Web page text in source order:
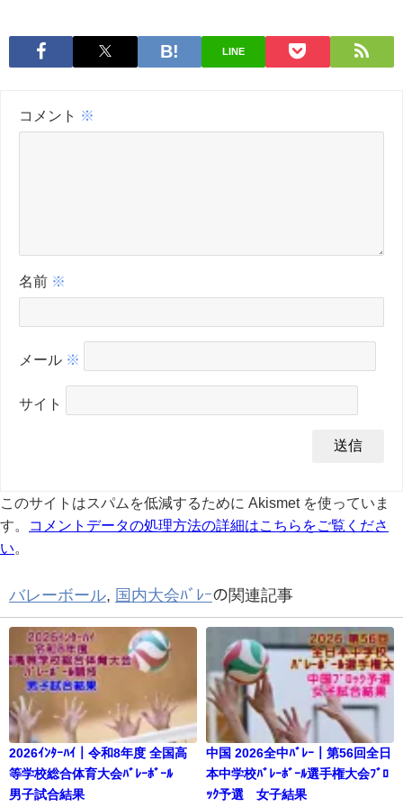
LINE
コメント ※
名前 ※
メール ※
サイト
このサイトはスパムを低減するために Akismet を使っていま
す。
コメントデータの処理方法の詳細はこちらをご覧くださ
い
バレーボール, 国内大会ﾊﾞﾚｰの関連記事
2026ｲﾝﾀｰﾊｲ｜令和8年度 全国高
等学校総合体育大会ﾊﾞﾚｰﾎﾞｰﾙ
男子試合結果
中国 2026全中ﾊﾞﾚｰ｜第56回全日
本中学校ﾊﾞﾚｰﾎﾞｰﾙ選手権大会ﾌﾞﾛ
ｯｸ予選 女子結果